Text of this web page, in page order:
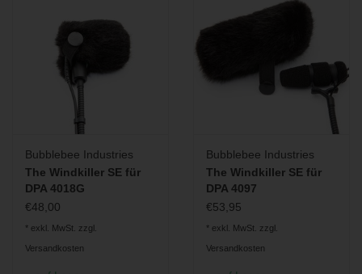
Bubblebee Industries
The Windkiller SE für
DPA 4018G
€48,00
* exkl. MwSt. zzgl.
Versandkosten
Bubblebee Industries
The Windkiller SE für
DPA 4097
€53,95
* exkl. MwSt. zzgl.
Versandkosten